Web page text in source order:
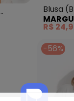
Blusa
R$
-56%